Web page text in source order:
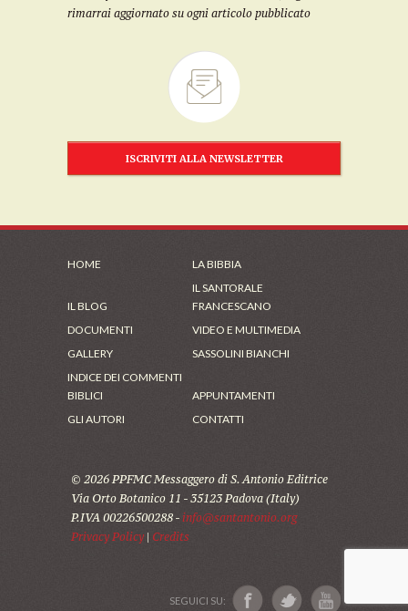
rimarrai aggiornato su ogni articolo pubblicato
ISCRIVITI ALLA NEWSLETTER
HOME LA BIBBIA
IL BLOG
IL SANTORALE
FRANCESCANO
DOCUMENTI
VIDEO E MULTIMEDIA
GALLERY
SASSOLINI BIANCHI
INDICE DEI COMMENTI
BIBLICI
APPUNTAMENTI
GLI AUTORI
CONTATTI
© 2026 PPFMC Messaggero di S. Antonio Editrice
Via Orto Botanico 11 - 35123 Padova (Italy)
P.IVA 00226500288 - info@santantonio.org
Privacy Policy| Credits
SEGUICI SU: